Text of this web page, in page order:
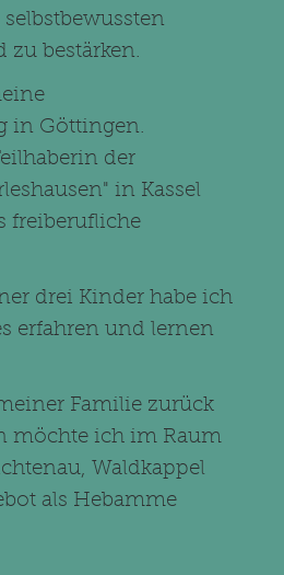
bestärken.
in Göttingen.
der
in Kassel
freiberufliche
drei Kinder habe ich
erfahren und lernen
Familie zurück
möchte ich im Raum
Waldkappel
als Hebamme